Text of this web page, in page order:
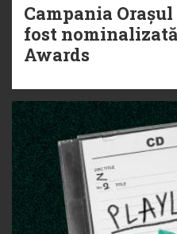
Campania
fost
Awards